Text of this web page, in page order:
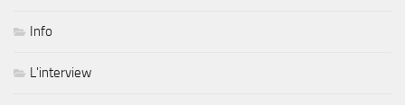
Info
L'interview